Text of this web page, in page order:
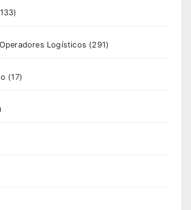
Logísticos (291)
(17)